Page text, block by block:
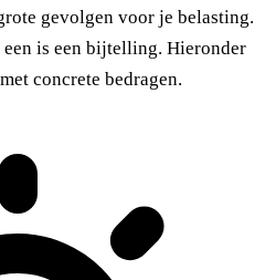
gevolgen voor je belasting.
is een bijtelling. Hieronder
concrete bedragen.